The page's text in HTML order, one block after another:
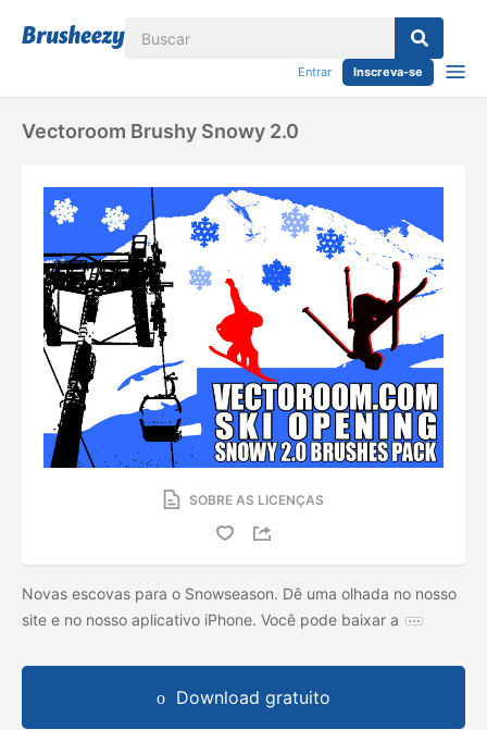
Entrar Inscreva-se
Vectoroom Brushy Snowy 2.0
SOBRE AS LICENÇAS
Novas escovas para o Snowseason. Dê uma olhada no nosso
site e no nosso aplicativo iPhone. Você pode baixar a
Download gratuito